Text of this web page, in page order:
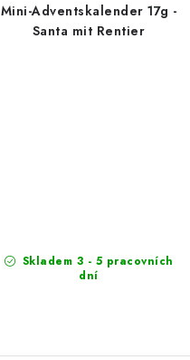
Mini-Adventskalender 17g -
Santa mit Rentier
Skladem 3 - 5 pracovních
dní